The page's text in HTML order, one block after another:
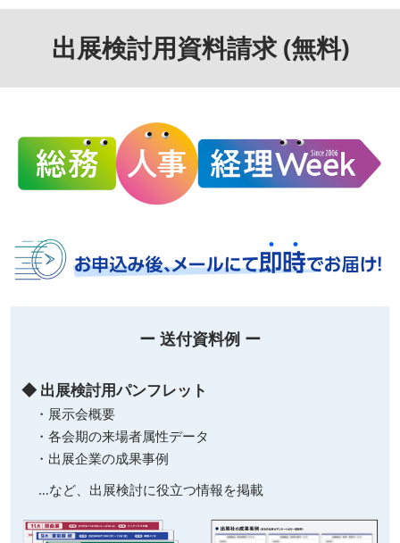
出展検討用資料請求 (無料)
ー 送付資料例 ー
◆ 出展検討用パンフレット
・展示会概要
・各会期の来場者属性データ
・出展企業の成果事例
…など、出展検討に役立つ情報を掲載